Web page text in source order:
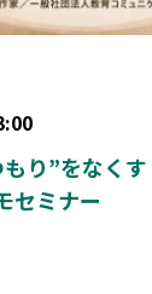
り”をなく
セミナー